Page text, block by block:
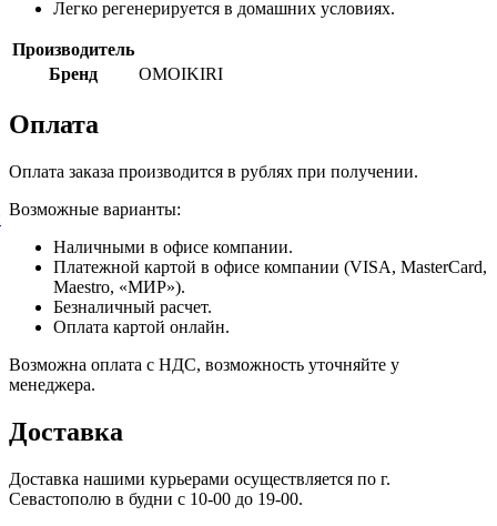
Легко регенерируется в домашних условиях.
Производитель
Бренд
OMOIKIRI
Оплата
Оплата заказа производится в рублях при получении.
Возможные варианты:
Наличными в офисе компании.
Платежной картой в офисе компании (VISA, MasterCard,
Maestro, «МИР»).
Безналичный расчет.
Оплата картой онлайн.
Возможна оплата с НДС, возможность уточняйте у
менеджера.
Доставка
Доставка нашими курьерами осуществляется по г.
Севастополю в будни с 10-00 до 19-00.